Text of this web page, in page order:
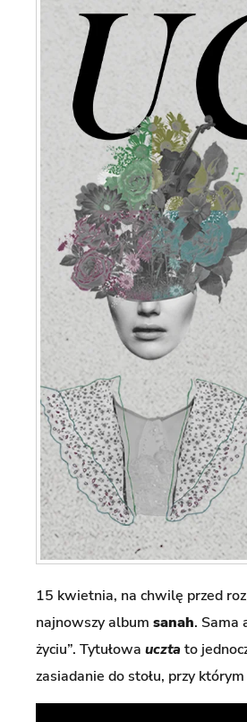
15 kwietnia, na chwilę przed
najnowszy album sanah. Sama
życiu”. Tytułowa uczta to
zasiadanie do stołu, przy